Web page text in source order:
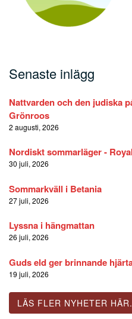
Senaste inlägg
Nattvarden och den judiska
Grönroos
2 augusti, 2026
Nordiskt sommarläger -
30 juli, 2026
Sommarkväll i Betania
27 juli, 2026
Lyssna i hängmattan
26 juli, 2026
Guds eld ger brinnande
19 juli, 2026
LÄS FLER NYHETER